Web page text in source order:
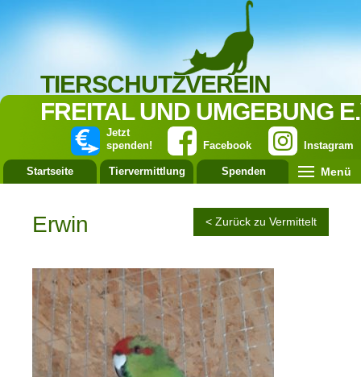
TIERSCHUTZVEREIN
FREITAL UND UMGEBUNG
Instagram
Facebook
Jetzt
spenden!
Startseite Tiervermittlung Spenden Menü
Erwin < Zurück zu Vermittelt